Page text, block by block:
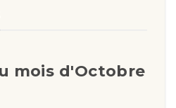
mois d'Octobre